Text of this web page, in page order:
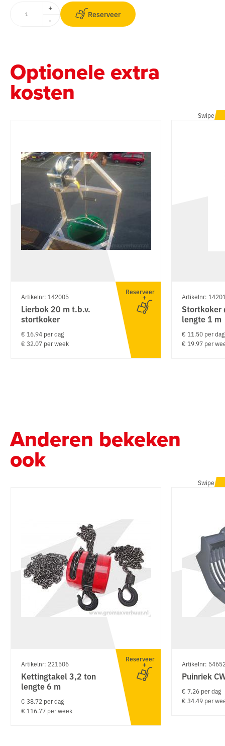
+
-
Reserveer
Optionele extra
kosten
Swipe
Artikelnr: 142005
Lierbok 20 m t.b.v.
stortkoker
€ 16.94 per dag
€ 32.07 per week
Reserveer
Artikelnr:
Stortkoker
lengte 1 m
€ 11.50 per dag
€ 19.97 per
Anderen bekeken
ook
Swipe
Artikelnr: 221506
Kettingtakel 3,2 ton
lengte 6 m
€ 38.72 per dag
€ 116.77 per week
Reserveer
Artikelnr:
Puinriek
€ 7.26 per dag
€ 34.49 per